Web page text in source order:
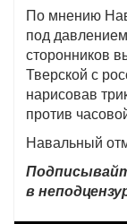
По мнению
под
сторонников
Тверской с
нарисовав
против
Навальный
в